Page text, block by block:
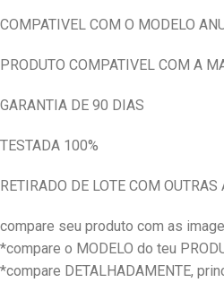
COMPATIVEL COM O MODELO
PRODUTO COMPATIVEL COM A
GARANTIA DE 90 DIAS
TESTADA 100%
RETIRADO DE LOTE COM OUTRAS
compare seu produto com as
*compare o MODELO do teu
*compare DETALHADAMENTE,